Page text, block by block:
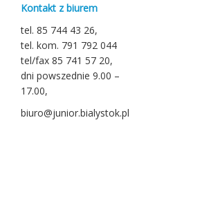
Kontakt z biurem
tel. 85 744 43 26,
tel. kom. 791 792 044
tel/fax 85 741 57 20,
dni powszednie 9.00 –
17.00,
biuro@junior.bialystok.pl